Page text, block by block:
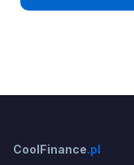
CoolFinance.pl